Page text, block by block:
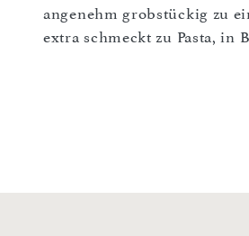
angenehm grobstückig zu
extra schmeckt zu Pasta, in